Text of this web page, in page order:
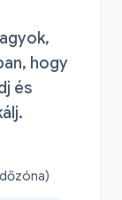
hogy
és